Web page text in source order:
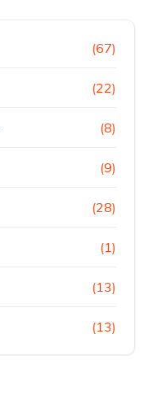
(67)
(22)
(8)
(9)
(28)
(1)
(13)
(13)